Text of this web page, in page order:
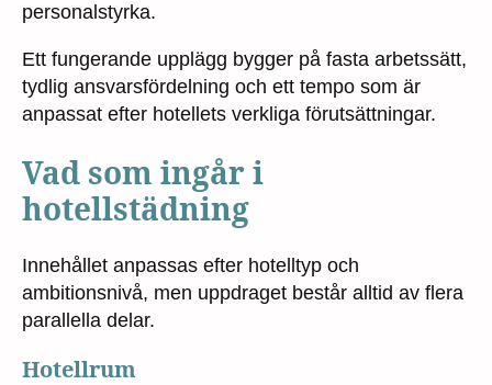
personalstyrka.
Ett fungerande upplägg bygger på fasta arbetssätt,
tydlig ansvarsfördelning och ett tempo som är
anpassat efter hotellets verkliga förutsättningar.
Vad som ingår i
hotellstädning
Innehållet anpassas efter hotelltyp och
ambitionsnivå, men uppdraget består alltid av flera
parallella delar.
Hotellrum